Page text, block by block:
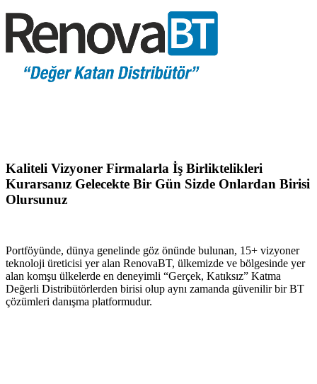
Kaliteli Vizyoner Firmalarla İş Birliktelikleri
Kurarsanız Gelecekte Bir Gün Sizde Onlardan Birisi
Olursunuz
Portföyünde, dünya genelinde göz önünde bulunan, 15+ vizyoner
teknoloji üreticisi yer alan RenovaBT, ülkemizde ve bölgesinde yer
alan komşu ülkelerde en deneyimli “Gerçek, Katıksız” Katma
Değerli Distribütörlerden birisi olup aynı zamanda güvenilir bir BT
çözümleri danışma platformudur.